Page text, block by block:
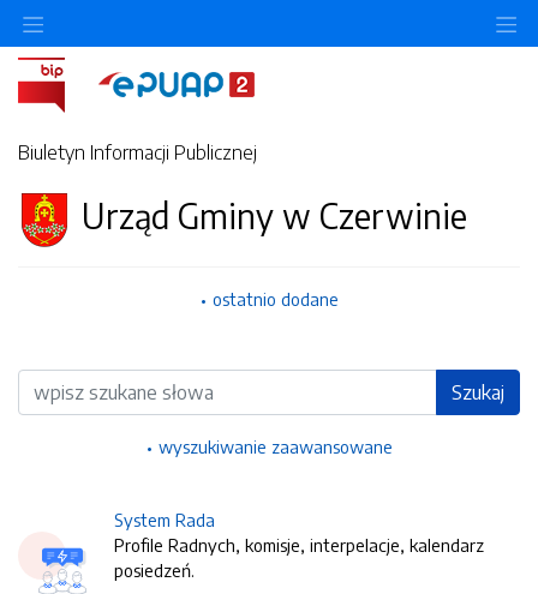
Biuletyn Informacji Publicznej
Urząd Gminy w Czerwinie
ostatnio dodane
Wyszukiwarka Szukaj
wyszukiwanie zaawansowane
System Rada
Profile Radnych, komisje, interpelacje, kalendarz
posiedzeń.